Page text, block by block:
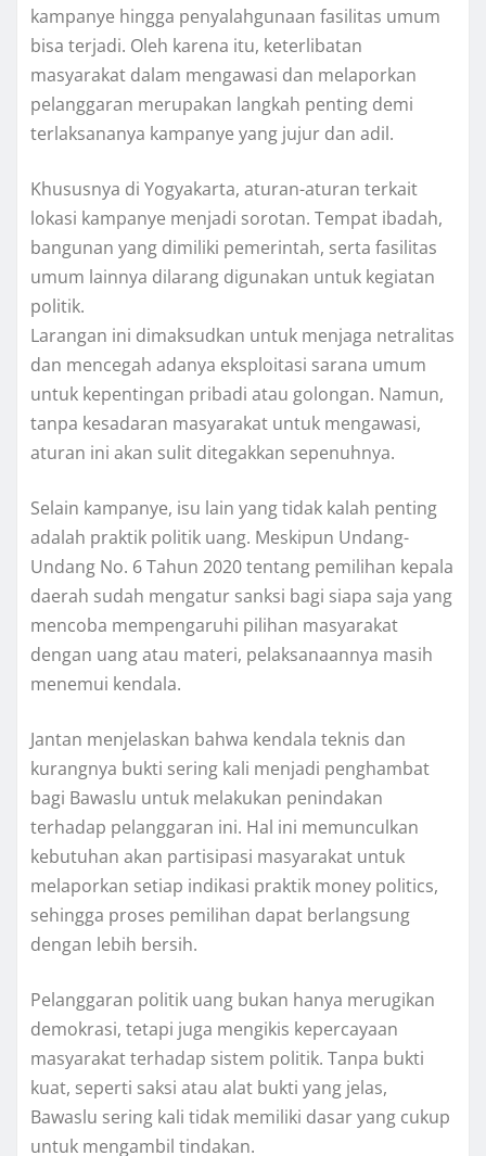
kampanye hingga penyalahgunaan fasilitas umum
bisa terjadi. Oleh karena itu, keterlibatan
masyarakat dalam mengawasi dan melaporkan
pelanggaran merupakan langkah penting demi
terlaksananya kampanye yang jujur dan adil.
Khususnya di Yogyakarta, aturan-aturan terkait
lokasi kampanye menjadi sorotan. Tempat ibadah,
bangunan yang dimiliki pemerintah, serta fasilitas
umum lainnya dilarang digunakan untuk kegiatan
politik.
Larangan ini dimaksudkan untuk menjaga netralitas
dan mencegah adanya eksploitasi sarana umum
untuk kepentingan pribadi atau golongan. Namun,
tanpa kesadaran masyarakat untuk mengawasi,
aturan ini akan sulit ditegakkan sepenuhnya.
Selain kampanye, isu lain yang tidak kalah penting
adalah praktik politik uang. Meskipun Undang-
Undang No. 6 Tahun 2020 tentang pemilihan kepala
daerah sudah mengatur sanksi bagi siapa saja yang
mencoba mempengaruhi pilihan masyarakat
dengan uang atau materi, pelaksanaannya masih
menemui kendala.
Jantan menjelaskan bahwa kendala teknis dan
kurangnya bukti sering kali menjadi penghambat
bagi Bawaslu untuk melakukan penindakan
terhadap pelanggaran ini. Hal ini memunculkan
kebutuhan akan partisipasi masyarakat untuk
melaporkan setiap indikasi praktik money politics,
sehingga proses pemilihan dapat berlangsung
dengan lebih bersih.
Pelanggaran politik uang bukan hanya merugikan
demokrasi, tetapi juga mengikis kepercayaan
masyarakat terhadap sistem politik. Tanpa bukti
kuat, seperti saksi atau alat bukti yang jelas,
Bawaslu sering kali tidak memiliki dasar yang cukup
untuk mengambil tindakan.